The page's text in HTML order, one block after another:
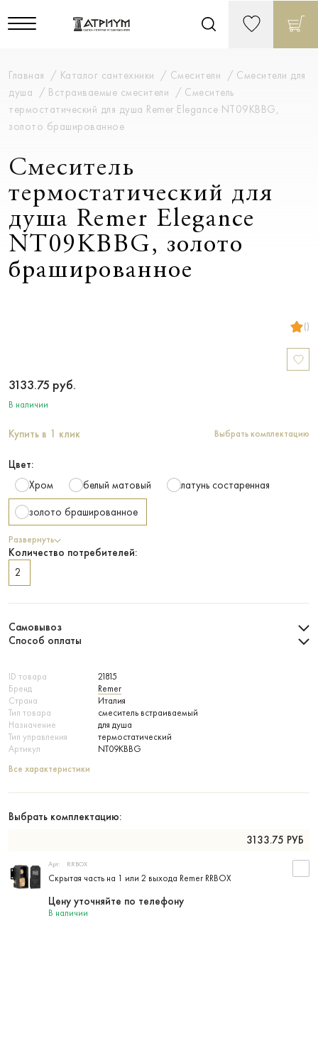
Главная Каталог сантехники Смесители
Смесители для
душа
Встраиваемые смесители
Смеситель
термостатический для душа Remer Elegance NT09KBBG,
золото брашированное
Смеситель
термостатический для
душа Remer Elegance
NT09KBBG, золото
брашированное
()
ID товара
21815
Бренд
Remer
Страна
Италия
Тип товара
смеситель встраиваемый
Назначение
для душа
Тип управления
термостатический
Артикул
NT09KBBG
Все характеристики
Выбрать комплектацию:
3133.75 РУБ
Скрытая часть на 1 или 2 выхода Remer RRBOX
Арт: RRBOX
В наличии
Цену уточняйте по телефону
3133.75 руб.
В наличии
Купить в 1 клик Выбрать комплектацию
Цвет:
Хром
белый матовый латунь состаренная
золото брашированное
Развернуть
Количество потребителей:
2
Самовывоз
Способ оплаты